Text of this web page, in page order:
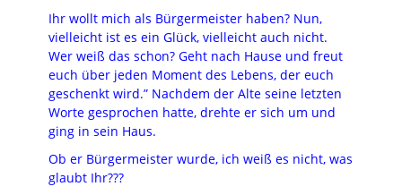
Ihr wollt mich als Bürgermeister haben? Nun,
vielleicht ist es ein Glück, vielleicht auch nicht.
Wer weiß das schon? Geht nach Hause und freut
euch über jeden Moment des Lebens, der euch
geschenkt wird.” Nachdem der Alte seine letzten
Worte gesprochen hatte, drehte er sich um und
ging in sein Haus.
Ob er Bürgermeister wurde, ich weiß es nicht, was
glaubt Ihr???